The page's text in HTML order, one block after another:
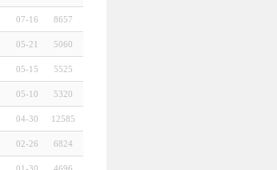
07-16 8657
05-21 5060
05-15 5525
05-10 5320
04-30 12585
02-26 6824